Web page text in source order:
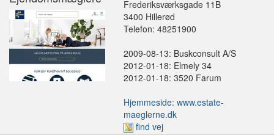
Frederiksværksgade 11B
3400 Hillerød
Telefon: 48251900
2009-08-13: Buskconsult A/S
2012-01-18: Elmely 34
2012-01-18: 3520 Farum
Hjemmeside: www.estate-
maeglerne.dk
find vej